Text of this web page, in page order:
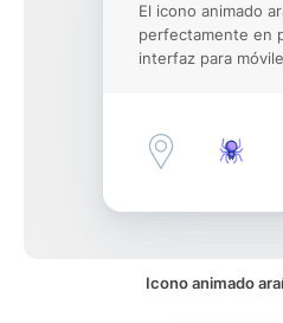
El icono animado
perfectamente en
interfaz para
Icono animado